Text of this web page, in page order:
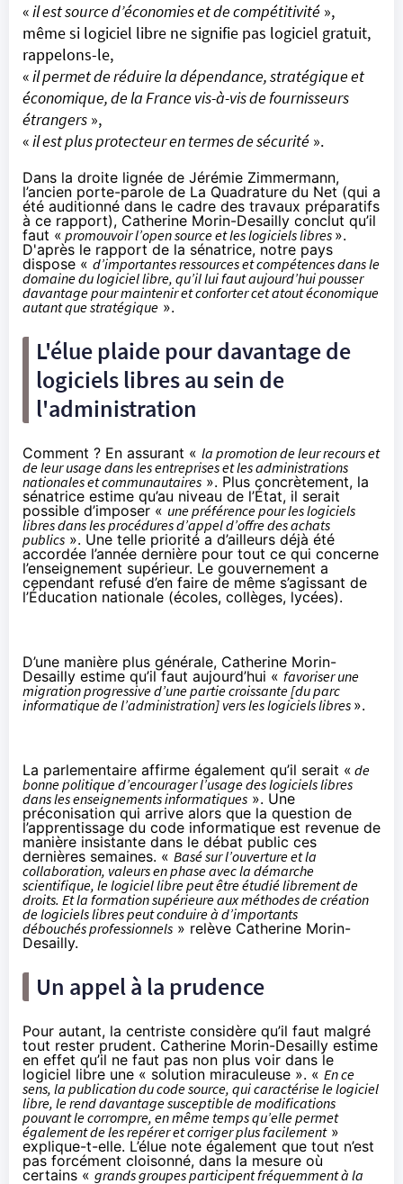
«il est source d’économies et de compétitivité »,
même si logiciel libre ne signifie pas logiciel gratuit,
rappelons-le,
«il permet de réduire la dépendance, stratégique et
économique, de la France vis-à-vis de fournisseurs
étrangers »,
«il est plus protecteur en termes de sécurité ».
Dans la droite lignée de Jérémie Zimmermann,
l’ancien porte-parole de La Quadrature du Net (qui a
été auditionné dans le cadre des travaux préparatifs
à ce rapport), Catherine Morin-Desailly conclut qu’il
faut « promouvoir l’open source et les logiciels libres ».
D'après le rapport de la sénatrice, notre pays
dispose « d’importantes ressources et compétences dans le
domaine du logiciel libre, qu’il lui faut aujourd’hui pousser
davantage pour maintenir et conforter cet atout économique
autant que stratégique ».
L'élue plaide pour davantage de
logiciels libres au sein de
l'administration
Comment ? En assurant « la promotion de leur recours et
de leur usage dans les entreprises et les administrations
nationales et communautaires ». Plus concrètement, la
sénatrice estime qu’au niveau de l’État, il serait
possible d’imposer « une préférence pour les logiciels
libres dans les procédures d’appel d’offre des achats
publics ». Une telle priorité a d’ailleurs déjà été
accordée l’année dernière pour tout ce qui concerne
l’enseignement supérieur. Le gouvernement a
cependant refusé d’en faire de même s’agissant de
l’Éducation nationale (écoles, collèges, lycées).
D’une manière plus générale, Catherine Morin-
Desailly estime qu’il faut aujourd’hui « favoriser une
migration progressive d’une partie croissante [du parc
informatique de l’administration] vers les logiciels libres ».
La parlementaire affirme également qu’il serait « de
bonne politique d’encourager l’usage des logiciels libres
dans les enseignements informatiques ». Une
préconisation qui arrive alors que la question de
l’apprentissage du code informatiqueest revenue de
manière insistante dans le débat public ces
dernières semaines. « Basé sur l’ouverture et la
collaboration, valeurs en phase avec la démarche
scientifique, le logiciel libre peut être étudié librement de
droits. Et la formation supérieure aux méthodes de création
de logiciels libres peut conduire à d’importants
débouchés professionnels » relève Catherine Morin-
Desailly.
Un appel à la prudence
Pour autant, la centriste considère qu’il faut malgré
tout rester prudent. Catherine Morin-Desailly estime
en effet qu’il ne faut pas non plus voir dans le
logiciel libre une « solution miraculeuse ». « En ce
sens, la publication du code source, qui caractérise le logiciel
libre, le rend davantage susceptible de modifications
pouvant le corrompre, en même temps qu’elle permet
également de les repérer et corriger plus facilement»
explique-t-elle. L’élue note également que tout n’est
pas forcément cloisonné, dans la mesure où
certains « grands groupes participent fréquemment à la